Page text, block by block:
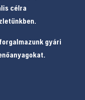
célra
gyári